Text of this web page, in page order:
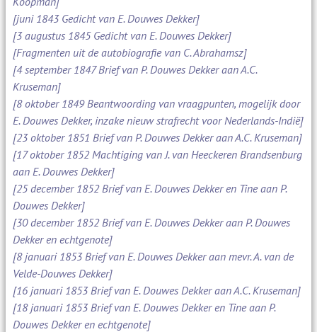
[juni 1843 Gedicht van E. Douwes Dekker]
[3 augustus 1845 Gedicht van E. Douwes Dekker]
[Fragmenten uit de autobiografie van C. Abrahamsz]
[4 september 1847 Brief van P. Douwes Dekker aan A.C.
Kruseman]
[8 oktober 1849 Beantwoording van vraagpunten, mogelijk door
E. Douwes Dekker, inzake nieuw strafrecht voor Nederlands-Indië]
[23 oktober 1851 Brief van P. Douwes Dekker aan A.C. Kruseman]
[17 oktober 1852 Machtiging van J. van Heeckeren Brandsenburg
aan E. Douwes Dekker]
[25 december 1852 Brief van E. Douwes Dekker en Tine aan P.
Douwes Dekker]
[30 december 1852 Brief van E. Douwes Dekker aan P. Douwes
Dekker en echtgenote]
[8 januari 1853 Brief van E. Douwes Dekker aan mevr. A. van de
Velde-Douwes Dekker]
[16 januari 1853 Brief van E. Douwes Dekker aan A.C. Kruseman]
[18 januari 1853 Brief van E. Douwes Dekker en Tine aan P.
Douwes Dekker en echtgenote]